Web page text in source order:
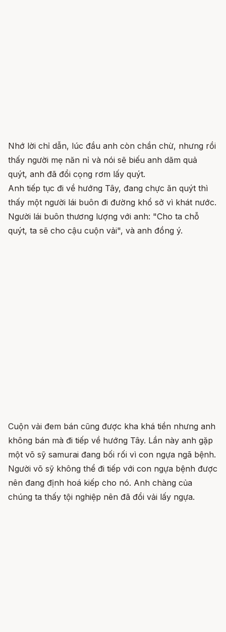
Nhớ lời chỉ dẫn, lúc đầu anh còn chần chừ, nhưng rồi
thấy người mẹ năn nỉ và nói sẽ biếu anh dăm quả
quýt, anh đã đổi cọng rơm lấy quýt.
Anh tiếp tục đi về hướng Tây, đang chực ăn quýt thì
thấy một người lái buôn đi đường khổ sở vì khát nước.
Người lái buôn thương lượng với anh: "Cho ta chỗ
quýt, ta sẽ cho cậu cuộn vải", và anh đồng ý.
Cuộn vải đem bán cũng được kha khá tiền nhưng anh
không bán mà đi tiếp về hướng Tây. Lần này anh gặp
một võ sỹ samurai đang bối rối vì con ngựa ngã bệnh.
Người võ sỹ không thể đi tiếp với con ngựa bệnh được
nên đang định hoá kiếp cho nó. Anh chàng của
chúng ta thấy tội nghiệp nên đã đổi vải lấy ngựa.